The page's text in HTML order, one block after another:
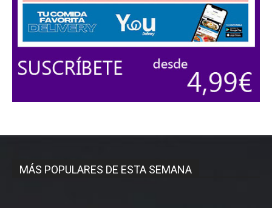
MÁS POPULARES DE ESTA SEMANA